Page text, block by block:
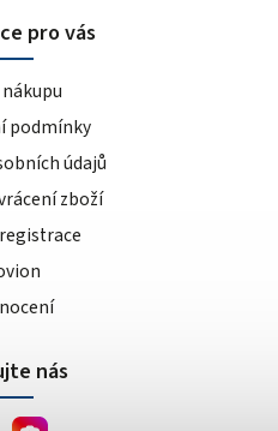
pro vás
podmínky
údajů
zboží
nás